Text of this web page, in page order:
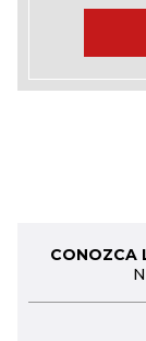
CONOZCA